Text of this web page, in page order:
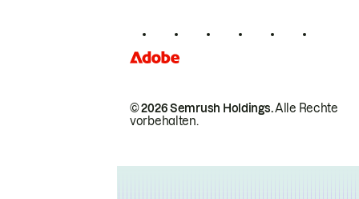
© 2026 Semrush Holdings.Alle Rechte
vorbehalten.